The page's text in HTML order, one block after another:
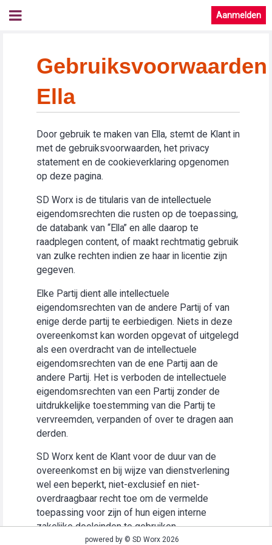
Aanmelden
Gebruiksvoorwaarden
Ella
Door gebruik te maken van Ella, stemt de Klant in
met de gebruiksvoorwaarden, het privacy
statement en de cookieverklaring opgenomen
op deze pagina.
SD Worx is de titularis van de intellectuele
eigendomsrechten die rusten op de toepassing,
de databank van “Ella” en alle daarop te
raadplegen content, of maakt rechtmatig gebruik
van zulke rechten indien ze haar in licentie zijn
gegeven.
Elke Partij dient alle intellectuele
eigendomsrechten van de andere Partij of van
enige derde partij te eerbiedigen. Niets in deze
overeenkomst kan worden opgevat of uitgelegd
als een overdracht van de intellectuele
eigendomsrechten van de ene Partij aan de
andere Partij. Het is verboden de intellectuele
eigendomsrechten van een Partij zonder de
uitdrukkelijke toestemming van die Partij te
vervreemden, verpanden of over te dragen aan
derden.
SD Worx kent de Klant voor de duur van de
overeenkomst en bij wijze van dienstverlening
wel een beperkt, niet-exclusief en niet-
overdraagbaar recht toe om de vermelde
toepassing voor zijn of hun eigen interne
zakelijke doeleinden te gebruiken
(“Gebruiksrecht”).powered by © SD Worx 2026